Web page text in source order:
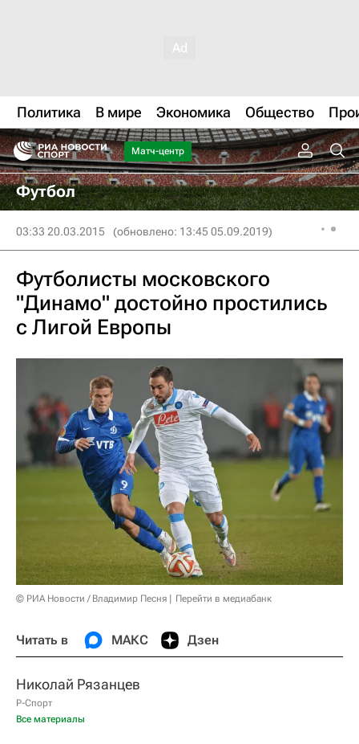
Политика В мире Экономика Общество
Матч-центр
Футбол
03:33 20.03.2015 (обновлено: 13:45 05.09.2019)
Футболисты московского
"Динамо" достойно простились
с Лигой Европы
© РИА Новости / Владимир Песня Перейти в медиабанк
Читать в МАКС Дзен
Николай Рязанцев
Р-Спорт
Все материалы